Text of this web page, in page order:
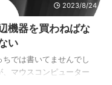
ので、仕事帰りの事も考
ら長袖がいいんでしょう
かといって昼間は暑いか
袖だと困るかと思って半
上着にすると、朝の通勤
駅まで行くのが暑いとい
2023/8/24
機器を買わねばな
い
ちでは書いてませんでし
、マウスコンピューター